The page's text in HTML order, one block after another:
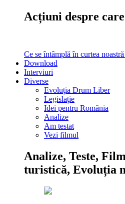
Acțiuni despre
Ce se întâmplă în curtea
Download
Interviuri
Diverse
Evoluția Drum Liber
Legislație
Idei pentru România
Analize
Am testat
Vezi filmul
Analize, Teste,
turistică, Evoluția